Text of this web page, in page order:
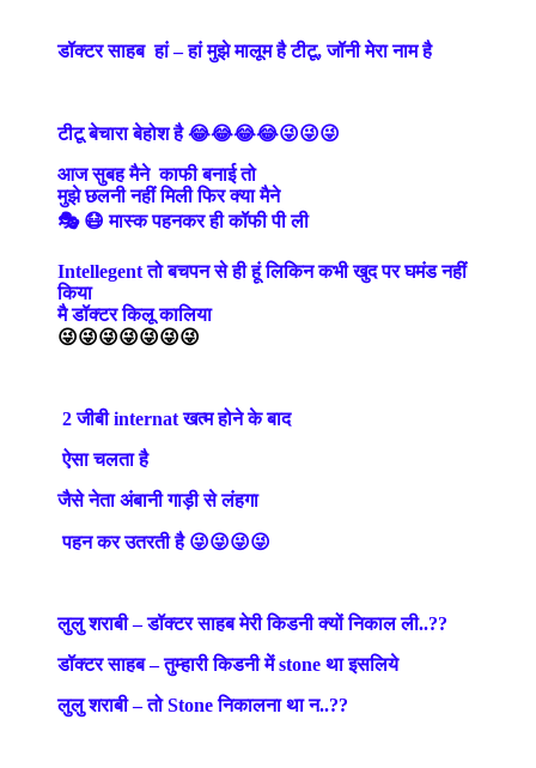
डॉक्टर साहब हां – हां मुझे मालूम है टीटू, जॉनी मेरा नाम है
टीटू बेचारा बेहोश है 😂😂😂😂😜😜😜
आज सुबह मैने काफी बनाई तो
मुझे छलनी नहीं मिली फिर क्या मैने
🎭 😷 मास्क पहनकर ही कॉफी पी ली
Intellegent तो बचपन से ही हूं लिकिन कभी खुद पर घमंड नहीं
किया
मै डॉक्टर किलू कालिया
😜😜😜😜😜😜😜
2 जीबी internat खत्म होने के बाद
ऐसा चलता है
जैसे नेता अंबानी गाड़ी से लंहगा
पहन कर उतरती है 😜😜😜😜
लुलु शराबी – डॉक्टर साहब मेरी किडनी क्यों निकाल ली..??
डॉक्टर साहब – तुम्हारी किडनी में stone था इसलिये
लुलु शराबी – तो Stone निकालना था न..??